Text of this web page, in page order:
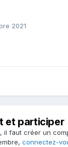
2021
et participer
il faut créer un
connectez-